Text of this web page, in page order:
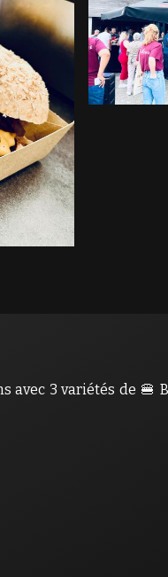
avec 3 variétés de 🍔